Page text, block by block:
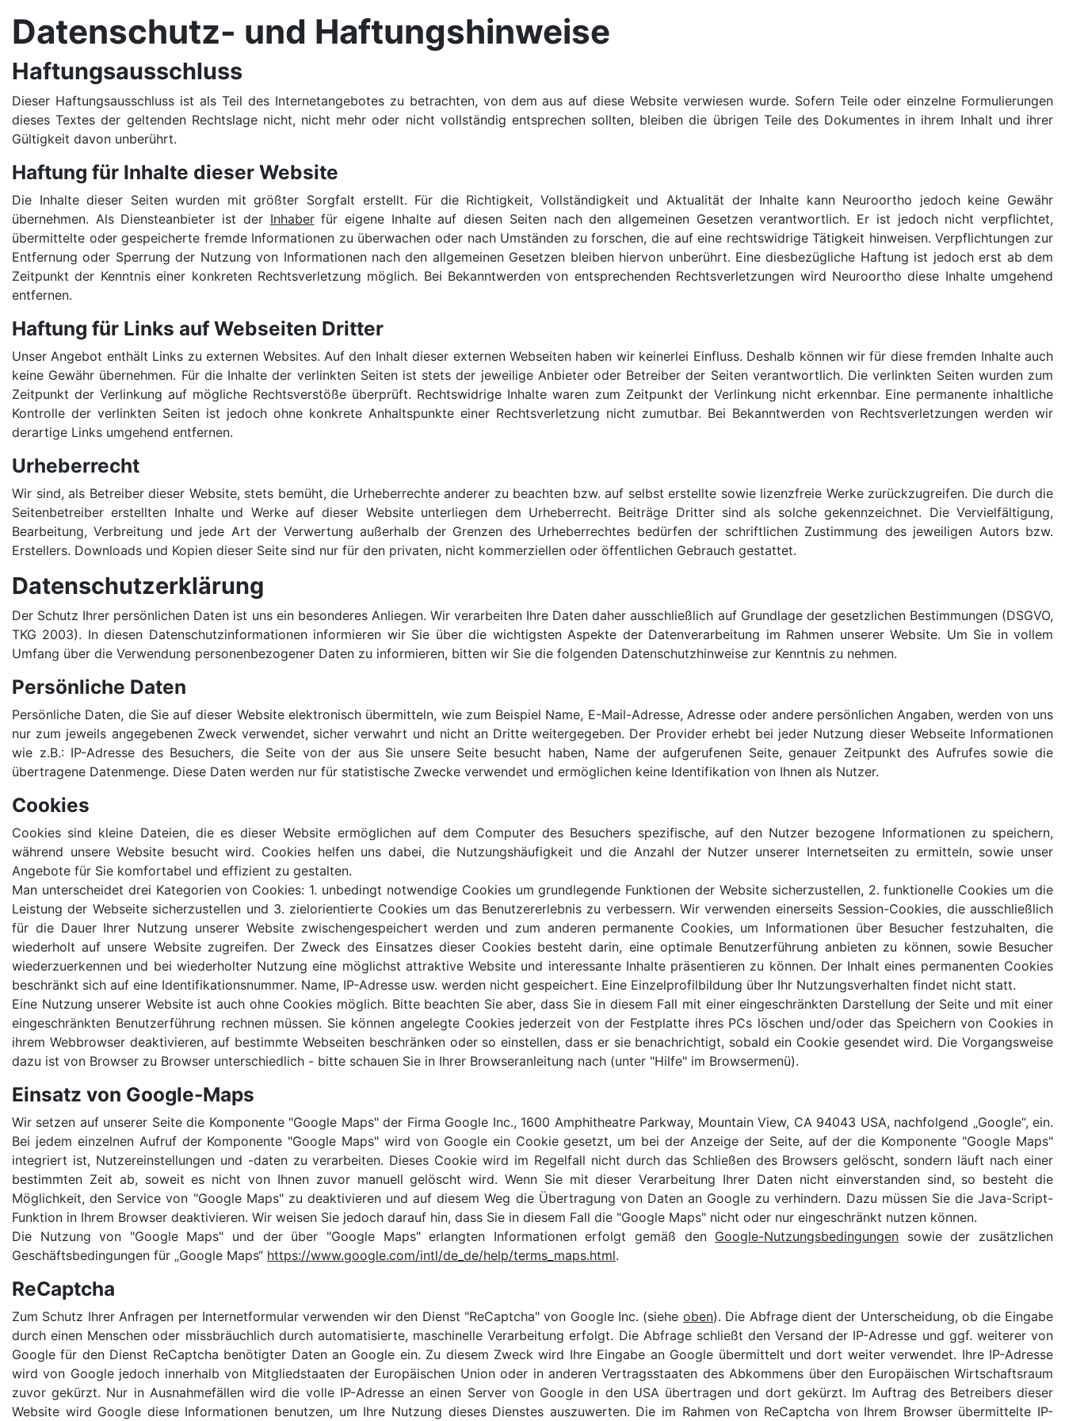
Datenschutz- und Haftungshinweise
Haftungsausschluss
Dieser Haftungsausschluss ist als Teil des Internetangebotes zu betrachten, von dem aus auf diese Website verwiesen wurde. Sofern Teile oder einzelne Formulierungen
dieses Textes der geltenden Rechtslage nicht, nicht mehr oder nicht vollständig entsprechen sollten, bleiben die übrigen Teile des Dokumentes in ihrem Inhalt und ihrer
Gültigkeit davon unberührt.
Haftung für Inhalte dieser Website
Die Inhalte dieser Seiten wurden mit größter Sorgfalt erstellt. Für die Richtigkeit, Vollständigkeit und Aktualität der Inhalte kann Neuroortho jedoch keine Gewähr
übernehmen. Als Diensteanbieter ist der Inhaberfür eigene Inhalte auf diesen Seiten nach den allgemeinen Gesetzen verantwortlich. Er ist jedoch nicht verpflichtet,
übermittelte oder gespeicherte fremde Informationen zu überwachen oder nach Umständen zu forschen, die auf eine rechtswidrige Tätigkeit hinweisen. Verpflichtungen zur
Entfernung oder Sperrung der Nutzung von Informationen nach den allgemeinen Gesetzen bleiben hiervon unberührt. Eine diesbezügliche Haftung ist jedoch erst ab dem
Zeitpunkt der Kenntnis einer konkreten Rechtsverletzung möglich. Bei Bekanntwerden von entsprechenden Rechtsverletzungen wird Neuroortho diese Inhalte umgehend
entfernen.
Haftung für Links auf Webseiten Dritter
Unser Angebot enthält Links zu externen Websites. Auf den Inhalt dieser externen Webseiten haben wir keinerlei Einfluss. Deshalb können wir für diese fremden Inhalte auch
keine Gewähr übernehmen. Für die Inhalte der verlinkten Seiten ist stets der jeweilige Anbieter oder Betreiber der Seiten verantwortlich. Die verlinkten Seiten wurden zum
Zeitpunkt der Verlinkung auf mögliche Rechtsverstöße überprüft. Rechtswidrige Inhalte waren zum Zeitpunkt der Verlinkung nicht erkennbar. Eine permanente inhaltliche
Kontrolle der verlinkten Seiten ist jedoch ohne konkrete Anhaltspunkte einer Rechtsverletzung nicht zumutbar. Bei Bekanntwerden von Rechtsverletzungen werden wir
derartige Links umgehend entfernen.
Urheberrecht
Wir sind, als Betreiber dieser Website, stets bemüht, die Urheberrechte anderer zu beachten bzw. auf selbst erstellte sowie lizenzfreie Werke zurückzugreifen. Die durch die
Seitenbetreiber erstellten Inhalte und Werke auf dieser Website unterliegen dem Urheberrecht. Beiträge Dritter sind als solche gekennzeichnet. Die Vervielfältigung,
Bearbeitung, Verbreitung und jede Art der Verwertung außerhalb der Grenzen des Urheberrechtes bedürfen der schriftlichen Zustimmung des jeweiligen Autors bzw.
Erstellers. Downloads und Kopien dieser Seite sind nur für den privaten, nicht kommerziellen oder öffentlichen Gebrauch gestattet.
Datenschutzerklärung
Der Schutz Ihrer persönlichen Daten ist uns ein besonderes Anliegen. Wir verarbeiten Ihre Daten daher ausschließlich auf Grundlage der gesetzlichen Bestimmungen (DSGVO,
TKG 2003). In diesen Datenschutzinformationen informieren wir Sie über die wichtigsten Aspekte der Datenverarbeitung im Rahmen unserer Website. Um Sie in vollem
Umfang über die Verwendung personenbezogener Daten zu informieren, bitten wir Sie die folgenden Datenschutzhinweise zur Kenntnis zu nehmen.
Persönliche Daten
Persönliche Daten, die Sie auf dieser Website elektronisch übermitteln, wie zum Beispiel Name, E-Mail-Adresse, Adresse oder andere persönlichen Angaben, werden von uns
nur zum jeweils angegebenen Zweck verwendet, sicher verwahrt und nicht an Dritte weitergegeben. Der Provider erhebt bei jeder Nutzung dieser Webseite Informationen
wie z.B.: IP-Adresse des Besuchers, die Seite von der aus Sie unsere Seite besucht haben, Name der aufgerufenen Seite, genauer Zeitpunkt des Aufrufes sowie die
übertragene Datenmenge. Diese Daten werden nur für statistische Zwecke verwendet und ermöglichen keine Identifikation von Ihnen als Nutzer.
Cookies
Cookies sind kleine Dateien, die es dieser Website ermöglichen auf dem Computer des Besuchers spezifische, auf den Nutzer bezogene Informationen zu speichern,
während unsere Website besucht wird. Cookies helfen uns dabei, die Nutzungshäufigkeit und die Anzahl der Nutzer unserer Internetseiten zu ermitteln, sowie unser
Angebote für Sie komfortabel und effizient zu gestalten.
Man unterscheidet drei Kategorien von Cookies: 1. unbedingt notwendige Cookies um grundlegende Funktionen der Website sicherzustellen, 2. funktionelle Cookies um die
Leistung der Webseite sicherzustellen und 3. zielorientierte Cookies um das Benutzererlebnis zu verbessern. Wir verwenden einerseits Session-Cookies, die ausschließlich
für die Dauer Ihrer Nutzung unserer Website zwischengespeichert werden und zum anderen permanente Cookies, um Informationen über Besucher festzuhalten, die
wiederholt auf unsere Website zugreifen. Der Zweck des Einsatzes dieser Cookies besteht darin, eine optimale Benutzerführung anbieten zu können, sowie Besucher
wiederzuerkennen und bei wiederholter Nutzung eine möglichst attraktive Website und interessante Inhalte präsentieren zu können. Der Inhalt eines permanenten Cookies
beschränkt sich auf eine Identifikationsnummer. Name, IP-Adresse usw. werden nicht gespeichert. Eine Einzelprofilbildung über Ihr Nutzungsverhalten findet nicht statt.
Eine Nutzung unserer Website ist auch ohne Cookies möglich. Bitte beachten Sie aber, dass Sie in diesem Fall mit einer eingeschränkten Darstellung der Seite und mit einer
eingeschränkten Benutzerführung rechnen müssen. Sie können angelegte Cookies jederzeit von der Festplatte ihres PCs löschen und/oder das Speichern von Cookies in
ihrem Webbrowser deaktivieren, auf bestimmte Webseiten beschränken oder so einstellen, dass er sie benachrichtigt, sobald ein Cookie gesendet wird. Die Vorgangsweise
dazu ist von Browser zu Browser unterschiedlich - bitte schauen Sie in Ihrer Browseranleitung nach (unter "Hilfe" im Browsermenü).
Einsatz von Google-Maps
Wir setzen auf unserer Seite die Komponente "Google Maps" der Firma Google Inc., 1600 Amphitheatre Parkway, Mountain View, CA 94043 USA, nachfolgend „Google“, ein.
Bei jedem einzelnen Aufruf der Komponente "Google Maps" wird von Google ein Cookie gesetzt, um bei der Anzeige der Seite, auf der die Komponente "Google Maps"
integriert ist, Nutzereinstellungen und -daten zu verarbeiten. Dieses Cookie wird im Regelfall nicht durch das Schließen des Browsers gelöscht, sondern läuft nach einer
bestimmten Zeit ab, soweit es nicht von Ihnen zuvor manuell gelöscht wird. Wenn Sie mit dieser Verarbeitung Ihrer Daten nicht einverstanden sind, so besteht die
Möglichkeit, den Service von "Google Maps" zu deaktivieren und auf diesem Weg die Übertragung von Daten an Google zu verhindern. Dazu müssen Sie die Java-Script-
Funktion in Ihrem Browser deaktivieren. Wir weisen Sie jedoch darauf hin, dass Sie in diesem Fall die "Google Maps" nicht oder nur eingeschränkt nutzen können.
Die Nutzung von "Google Maps" und der über "Google Maps" erlangten Informationen erfolgt gemäß den Google-Nutzungsbedingungen sowie der zusätzlichen
Geschäftsbedingungen für „Google Maps“ https://www.google.com/intl/de_de/help/terms_maps.html.
ReCaptcha
Zum Schutz Ihrer Anfragen per Internetformular verwenden wir den Dienst "ReCaptcha" von Google Inc. (siehe oben). Die Abfrage dient der Unterscheidung, ob die Eingabe
durch einen Menschen oder missbräuchlich durch automatisierte, maschinelle Verarbeitung erfolgt. Die Abfrage schließt den Versand der IP-Adresse und ggf. weiterer von
Google für den Dienst ReCaptcha benötigter Daten an Google ein. Zu diesem Zweck wird Ihre Eingabe an Google übermittelt und dort weiter verwendet. Ihre IP-Adresse
wird von Google jedoch innerhalb von Mitgliedstaaten der Europäischen Union oder in anderen Vertragsstaaten des Abkommens über den Europäischen Wirtschaftsraum
zuvor gekürzt. Nur in Ausnahmefällen wird die volle IP-Adresse an einen Server von Google in den USA übertragen und dort gekürzt. Im Auftrag des Betreibers dieser
Website wird Google diese Informationen benutzen, um Ihre Nutzung dieses Dienstes auszuwerten. Die im Rahmen von ReCaptcha von Ihrem Browser übermittelte IP-